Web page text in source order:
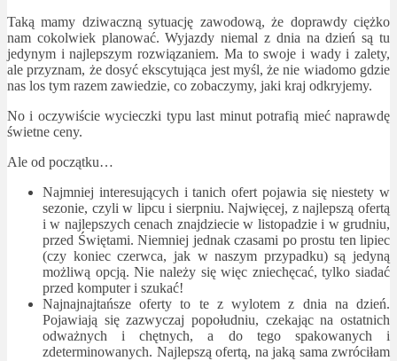
Taką mamy dziwaczną sytuację zawodową, że doprawdy ciężko
nam cokolwiek planować. Wyjazdy niemal z dnia na dzień są tu
jedynym i najlepszym rozwiązaniem. Ma to swoje i wady i zalety,
ale przyznam, że dosyć ekscytująca jest myśl, że nie wiadomo gdzie
nas los tym razem zawiedzie, co zobaczymy, jaki kraj odkryjemy.
No i oczywiście wycieczki typu last minut potrafią mieć naprawdę
świetne ceny.
Ale od początku…
Najmniej interesujących i tanich ofert pojawia się niestety w
sezonie, czyli w lipcu i sierpniu. Najwięcej, z najlepszą ofertą
i w najlepszych cenach znajdziecie w listopadzie i w grudniu,
przed Świętami. Niemniej jednak czasami po prostu ten lipiec
(czy koniec czerwca, jak w naszym przypadku) są jedyną
możliwą opcją. Nie należy się więc zniechęcać, tylko siadać
przed komputer i szukać!
Najnajnajtańsze oferty to te z wylotem z dnia na dzień.
Pojawiają się zazwyczaj popołudniu, czekając na ostatnich
odważnych i chętnych, a do tego spakowanych i
zdeterminowanych. Najlepszą ofertą, na jaką sama zwróciłam